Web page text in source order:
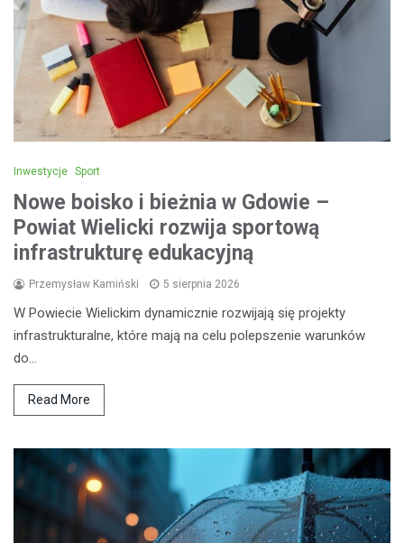
Inwestycje Sport
Nowe boisko i bieżnia w Gdowie –
Powiat Wielicki rozwija sportową
infrastrukturę edukacyjną
Przemysław Kamiński 5 sierpnia 2026
W Powiecie Wielickim dynamicznie rozwijają się projekty
infrastrukturalne, które mają na celu polepszenie warunków
do…
Read More